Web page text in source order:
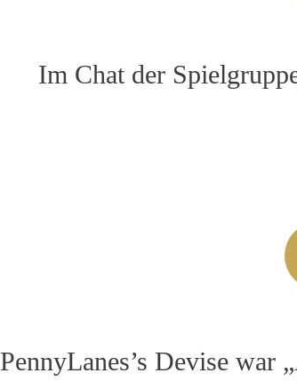
Im Chat der
PennyLanes’s Devise war